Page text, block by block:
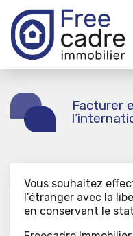
Facturer
Vous souhaitez
l’étranger avec la
en conservant le